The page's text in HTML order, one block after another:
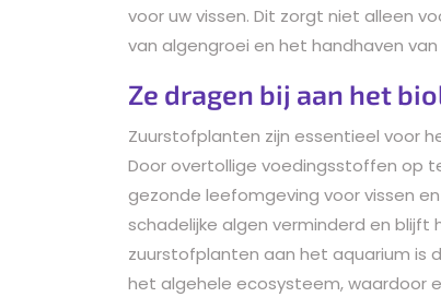
voor uw vissen. Dit zorgt niet alleen
van algengroei en het handhaven
Ze dragen bij aan het
Zuurstofplanten zijn essentieel voor
Door overtollige voedingsstoffen op
gezonde leefomgeving voor vissen
schadelijke algen verminderd en
zuurstofplanten aan het aquarium is
het algehele ecosysteem, waardoor